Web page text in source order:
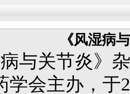
《风湿病
病与关节炎》
学会主办，于